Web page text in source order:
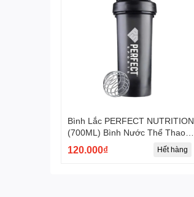
Bình Lắc PERFECT NUTRITION
(700ML) Bình Nước Thể Thao
Tập Gym, Lắc Sữa Whey,
Không Chứa BPA
120.000₫ Hết hàng